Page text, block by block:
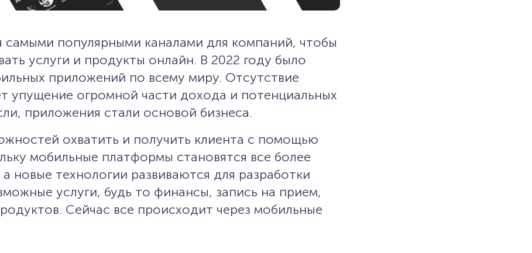
популярными каналами для компаний, чтобы
услуги и продукты онлайн. В 2022 году было
приложений по всему миру. Отсутствие
упущение огромной части дохода и потенциальных
приложения стали основой бизнеса.
охватить и получить клиента с помощью
мобильные платформы становятся все более
технологии развиваются для разработки
услуги, будь то финансы, запись на прием,
Сейчас все происходит через мобильные